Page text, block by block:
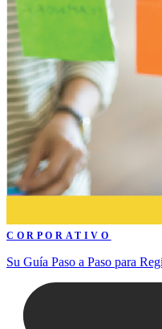
CORPORATIVO
Su Guía Paso a Paso para